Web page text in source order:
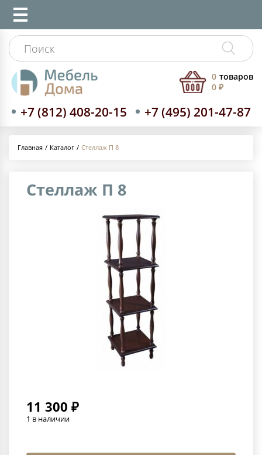
+7 (812) 408-20-15 +7 (495) 201-47-87
0 товаров
0 ₽
Главная Каталог Стеллаж П 8
Стеллаж П 8
11 300 ₽
1 в наличии